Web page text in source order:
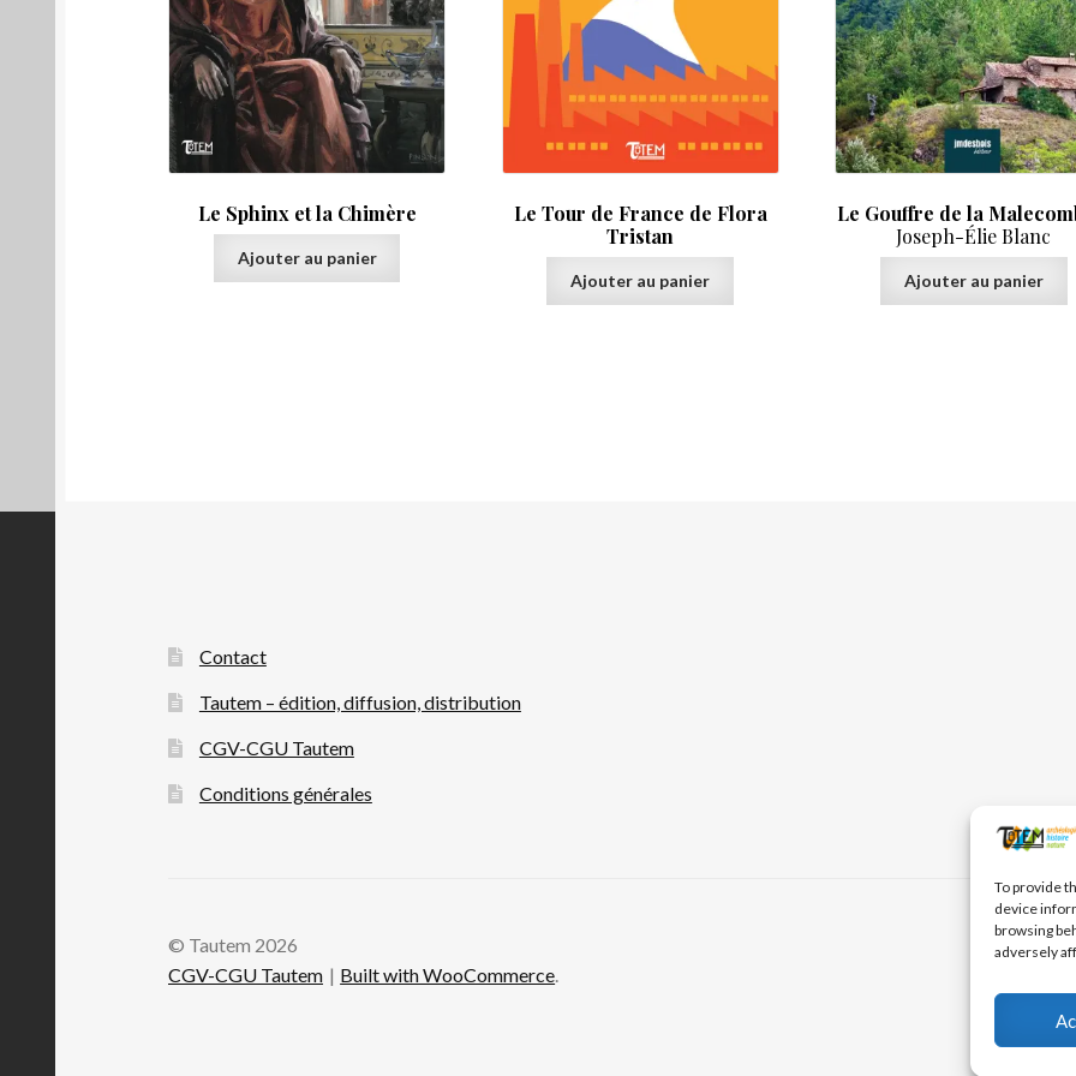
To provide
device
browsing
adversely
Le Sphinx et la Chimère
Ajouter au panier
Le Tour de France de Flora
Tristan
Ajouter au panier
Le Gouffre de la
Joseph-Élie Blanc
Ajouter au panier
Contact
Tautem – édition, diffusion, distribution
CGV-CGU Tautem
Conditions générales
© Tautem 2026
CGV-CGU Tautem
Built with WooCommerce